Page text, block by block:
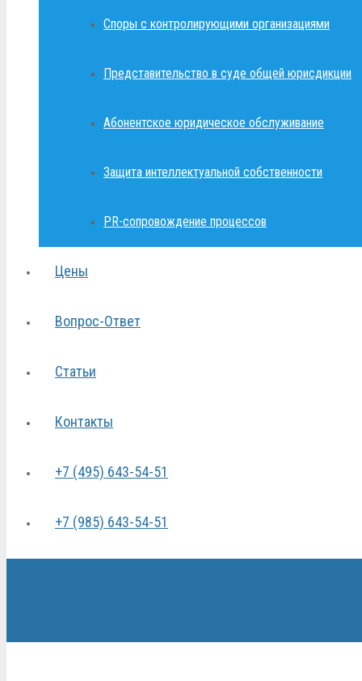
Споры с контролирующими организациями
Представительство в суде общей юрисдикции
Абонентское юридическое обслуживание
Защита интеллектуальной собственности
PR-сопровождение процессов
Цены
Вопрос-Ответ
Статьи
Контакты
+7 (495) 643-54-51
+7 (985) 643-54-51